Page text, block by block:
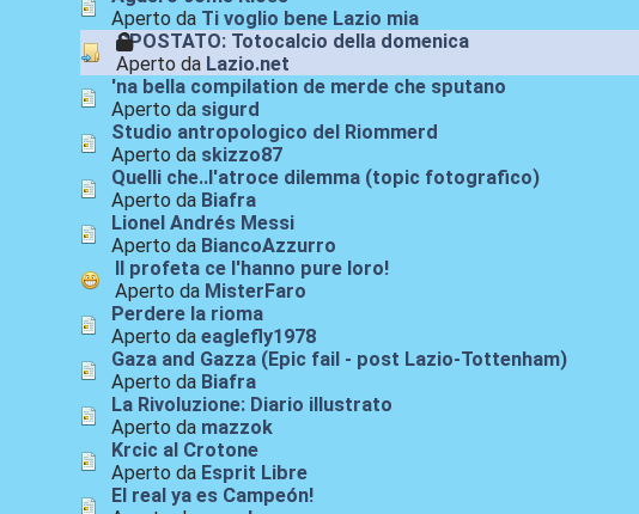
Aperto da Ti voglio bene Lazio mia
SPOSTATO: Totocalcio della domenica
Aperto da Lazio.net
'na bella compilation de merde che sputano
Aperto da sigurd
Studio antropologico del Riommerd
Aperto da skizzo87
Quelli che..l'atroce dilemma (topic fotografico)
Aperto da Biafra
Lionel Andrés Messi
Aperto da BiancoAzzurro
Il profeta ce l'hanno pure loro!
Aperto da MisterFaro
Perdere la rioma
Aperto daeaglefly1978
Gaza and Gazza (Epic fail - post Lazio-Tottenham)
Aperto da Biafra
La Rivoluzione: Diario illustrato
Aperto da mazzok
Krcic al Crotone
Aperto da Esprit Libre
El real ya es Campeón!